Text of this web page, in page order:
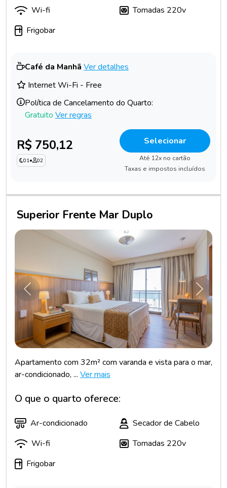
Wi-fi
Tomadas 220v
Frigobar
Café da Manhã Ver detalhes
Internet Wi-Fi - Free
Política de Cancelamento do Quarto:
Gratuito Ver regras
R$ 750,12
01• 02
Selecionar
Até 12x no cartão
Taxas e impostos incluídos
Superior Frente Mar Duplo
Anterior
Apartamento com 32m² com varanda e vista para o mar,
ar-condicionado, ... Ver mais
O que o quarto oferece:
Ar-condicionado
Secador de Cabelo
Wi-fi
Tomadas 220v
Frigobar